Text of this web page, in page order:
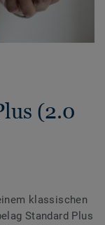
(2.0
klassischen
Standard Plus